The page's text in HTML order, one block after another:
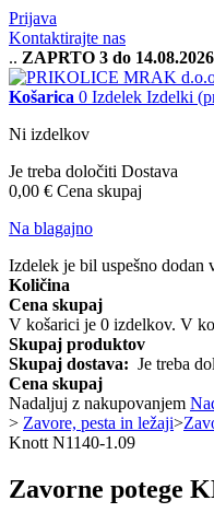
Prijava
Kontaktirajte nas
.. ZAPRTO 3 do
Košarica 0 Izdelek Izdelki
Ni izdelkov
Je treba določiti Dostava
0,00 € Cena skupaj
Na blagajno
Izdelek je bil uspešno dodan
Količina
Cena skupaj
V košarici je 0 izdelkov. V
Skupaj produktov
Skupaj dostava: Je treba
Cena skupaj
Nadaljuj z nakupovanjem
> Zavore, pesta in ležaji>
Knott N1140-1.09
Zavorne potege